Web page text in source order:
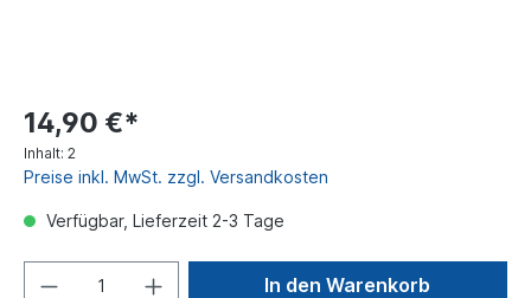
14,90 €*
Inhalt: 2
Preise inkl. MwSt. zzgl. Versandkosten
Verfügbar, Lieferzeit 2-3 Tage
In den Warenkorb